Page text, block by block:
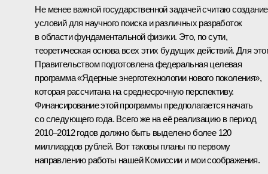
Не менее важной государственной задачей считаю создание
условий для научного поиска и различных разработок
в области фундаментальной физики. Это, по сути,
теоретическая основа всех этих будущих действий. Для
Правительством подготовлена федеральная целевая
программа «Ядерные энерготехнологии нового поколения»,
которая рассчитана на среднесрочную перспективу.
Финансирование этой программы предполагается начать
со следующего года. Всего же на её реализацию в период
2010–2012 годов должно быть выделено более 120
миллиардов рублей. Вот таковы планы по первому
направлению работы нашей Комиссии и мои соображения.